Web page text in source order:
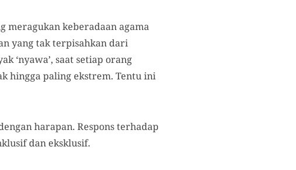
meragukan keberadaan agama
yang tak terpisahkan dari
‘nyawa’, saat setiap orang
hingga paling ekstrem. Tentu ini
harapan. Respons terhadap
dan eksklusif.